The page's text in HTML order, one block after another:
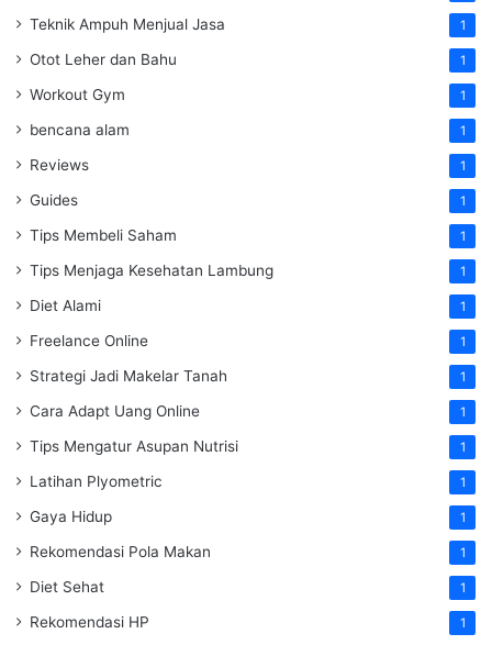
Teknik Ampuh Menjual Jasa 1
Otot Leher dan Bahu 1
Workout Gym 1
bencana alam 1
Reviews 1
Guides 1
Tips Membeli Saham 1
Tips Menjaga Kesehatan Lambung 1
Diet Alami 1
Freelance Online 1
Strategi Jadi Makelar Tanah 1
Cara Adapt Uang Online 1
Tips Mengatur Asupan Nutrisi 1
Latihan Plyometric 1
Gaya Hidup 1
Rekomendasi Pola Makan 1
Diet Sehat 1
Rekomendasi HP 1